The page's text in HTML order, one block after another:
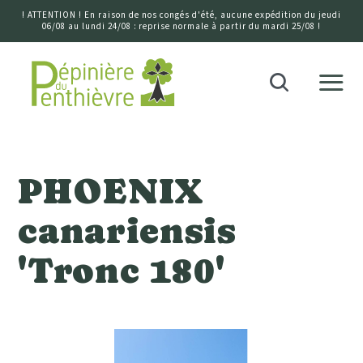
! ATTENTION ! En raison de nos congés d'été, aucune expédition du jeudi
06/08 au lundi 24/08 : reprise normale à partir du mardi 25/08 !
Accueil
PHOENIX
canariensis
'Tronc 180'